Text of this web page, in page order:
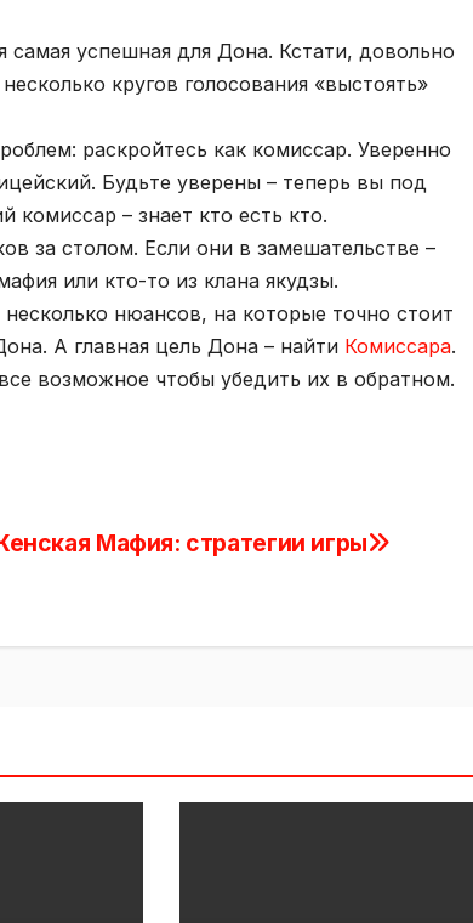
успешная для Дона. Кстати, довольно
кругов голосования «выстоять»
раскройтесь как комиссар. Уверенно
Будьте уверены – теперь вы под
– знает кто есть кто.
за столом. Если они в замешательстве –
или кто-то из клана якудзы.
нюансов, на которые точно стоит
А главная цель Дона – найти Комиссара.
возможное чтобы убедить их в обратном.
Мафия: стратегии игры